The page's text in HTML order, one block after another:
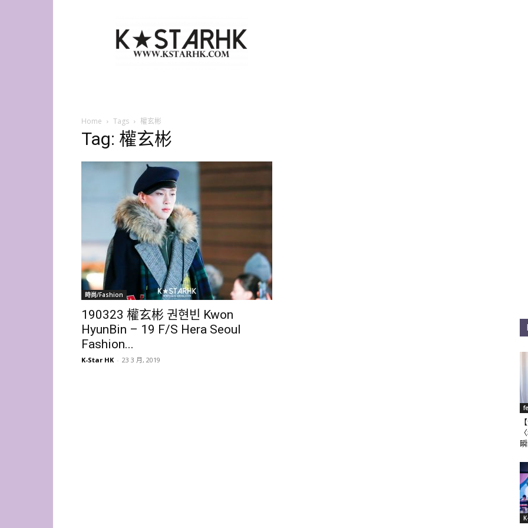
Star
HK
Home Tags 權玄彬
Tag: 權玄彬
時尚/Fashion
190323 權玄彬 권현빈 Kwon
HyunBin – 19 F/S Hera Seoul
Fashion...
K-Star HK - 23 3 月, 2019